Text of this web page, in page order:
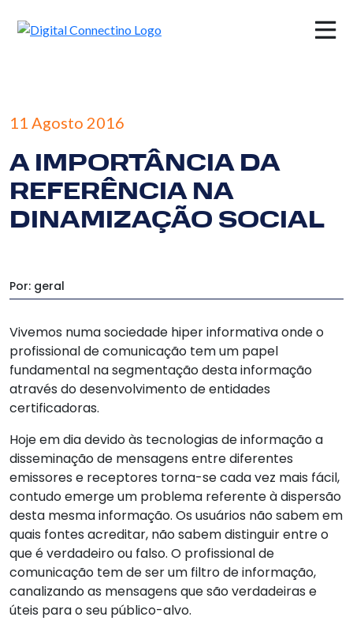
×
11 Agosto 2016
A IMPORTÂNCIA DA
REFERÊNCIA NA
DINAMIZAÇÃO SOCIAL
Por: geral
Vivemos numa sociedade hiper informativa onde o
profissional de comunicação tem um papel
fundamental na segmentação desta informação
através do desenvolvimento de entidades
certificadoras.
Hoje em dia devido às tecnologias de informação a
disseminação de mensagens entre diferentes
emissores e receptores torna-se cada vez mais fácil,
contudo emerge um problema referente à dispersão
desta mesma informação. Os usuários não sabem em
quais fontes acreditar, não sabem distinguir entre o
que é verdadeiro ou falso. O profissional de
comunicação tem de ser um filtro de informação,
canalizando as mensagens que são verdadeiras e
úteis para o seu público-alvo.